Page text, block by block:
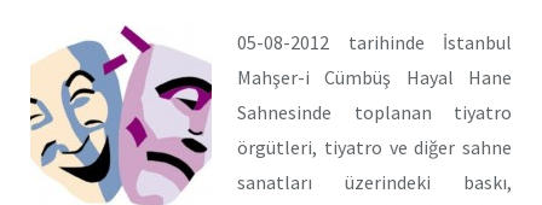
05-08-2012 tarihinde İstanbul
Mahşer-i Cümbüş Hayal Hane
Sahnesinde toplanan tiyatro
örgütleri, tiyatro ve diğer sahne
sanatları üzerindeki baskı,